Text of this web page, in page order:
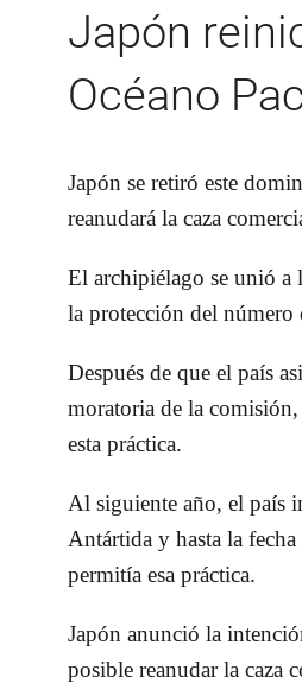
Japón
Océano
Japón se retiró este
reanudará la caza
El archipiélago se unió a
la protección del número
Después de que el país
moratoria de la comisión,
esta práctica.
Al siguiente año, el país
Antártida y hasta la
permitía esa práctica.
Japón anunció la
posible reanudar la caza